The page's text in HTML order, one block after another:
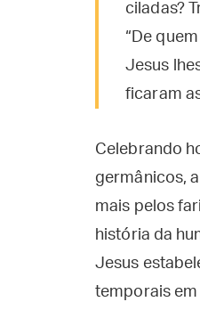
ciladas?
“De
Jesus
ficaram
Celebrando
germânicos,
mais pelos
história da
Jesus
temporais